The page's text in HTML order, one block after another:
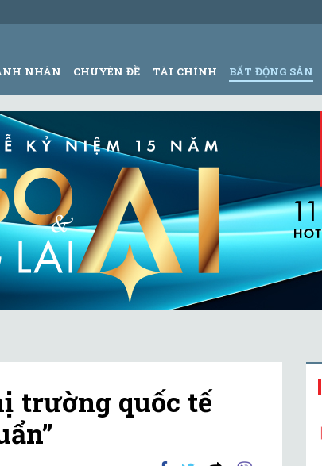
NHÂN CHUYÊN ĐỀ TÀI CHÍNH BẤT ĐỘNG SẢN
trường quốc tế